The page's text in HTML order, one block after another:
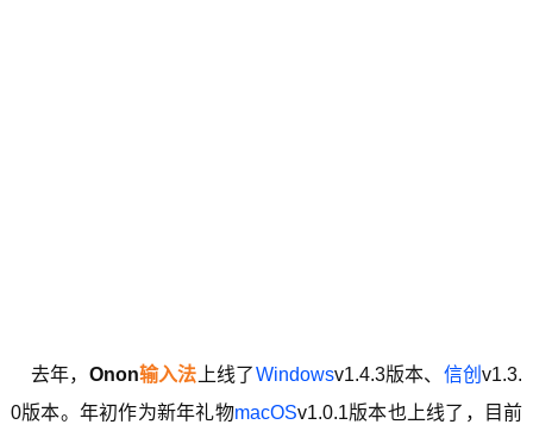
去年， Onon输入法 上线了Windowsv1.4.3版本、 信创v1.3.
0版本。年初作为新年礼物macOSv1.0.1版本也上线了，目前